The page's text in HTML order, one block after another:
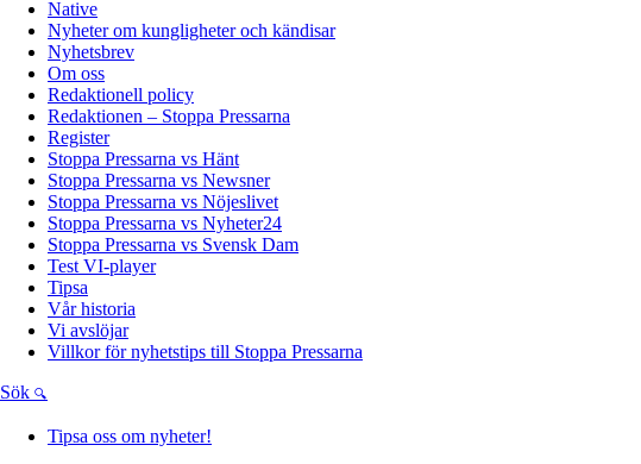
Native
Nyheter om kungligheter och kändisar
Nyhetsbrev
Om oss
Redaktionell policy
Redaktionen – Stoppa Pressarna
Register
Stoppa Pressarna vs Hänt
Stoppa Pressarna vs Newsner
Stoppa Pressarna vs Nöjeslivet
Stoppa Pressarna vs Nyheter24
Stoppa Pressarna vs Svensk Dam
Test VI-player
Tipsa
Vår historia
Vi avslöjar
Villkor för nyhetstips till Stoppa Pressarna
Sök
Tipsa oss om nyheter!